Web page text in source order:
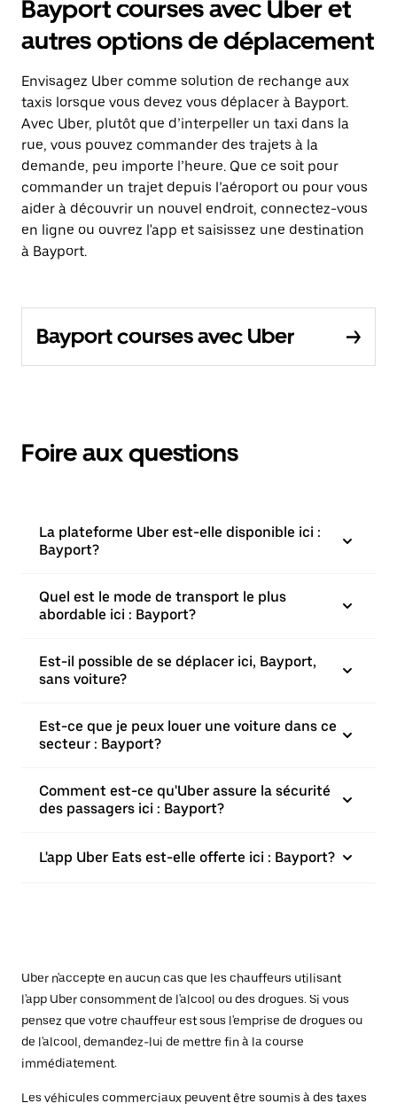
Bayport courses avec Uber et
autres options de déplacement
Envisagez Uber comme solution de rechange aux
taxis lorsque vous devez vous déplacer à Bayport.
Avec Uber, plutôt que d’interpeller un taxi dans la
rue, vous pouvez commander des trajets à la
demande, peu importe l’heure. Que ce soit pour
commander un trajet depuis l’aéroport ou pour vous
aider à découvrir un nouvel endroit, connectez-vous
en ligne ou ouvrez l'app et saisissez une destination
à Bayport.
Bayport courses avec Uber
Foire aux questions
La plateforme Uber est-elle disponible ici :
Bayport?
Quel est le mode de transport le plus
abordable ici : Bayport?
Est-il possible de se déplacer ici, Bayport,
sans voiture?
Est-ce que je peux louer une voiture dans ce
secteur : Bayport?
Comment est-ce qu'Uber assure la sécurité
des passagers ici : Bayport?
L'app Uber Eats est-elle offerte ici : Bayport?
Uber n'accepte en aucun cas que les chauffeurs utilisant
l'app Uber consomment de l'alcool ou des drogues. Si vous
pensez que votre chauffeur est sous l'emprise de drogues ou
de l'alcool, demandez-lui de mettre fin à la course
immédiatement.
Les véhicules commerciaux peuvent être soumis à des taxes